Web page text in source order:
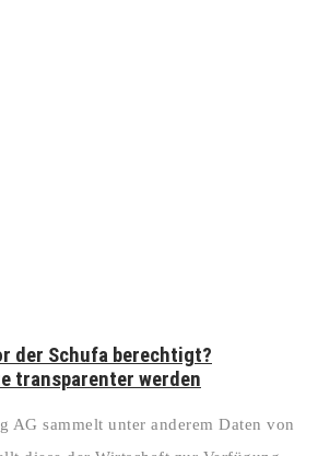
der Schufa berechtigt?
transparenter werden
AG sammelt unter anderem Daten von